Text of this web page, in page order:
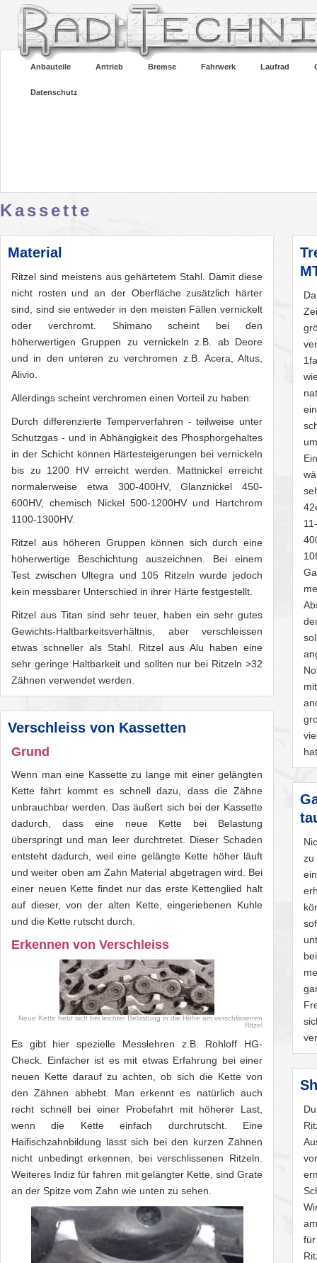
Anbauteile Antrieb Bremse Fahrwerk Laufrad
Datenschutz
Kassette
Material
Ritzel sind meistens aus gehärtetem Stahl. Damit diese
nicht rosten und an der Oberfläche zusätzlich härter
sind, sind sie entweder in den meisten Fällen vernickelt
oder verchromt. Shimano scheint bei den
höherwertigen Gruppen zu vernickeln z.B. ab Deore
und in den unteren zu verchromen z.B. Acera, Altus,
Alivio.
Allerdings scheint verchromen einen Vorteil zu haben:
Durch differenzierte Temperverfahren - teilweise unter
Schutzgas - und in Abhängigkeit des Phosphorgehaltes
in der Schicht können Härtesteigerungen bei vernickeln
bis zu 1200 HV erreicht werden. Mattnickel erreicht
normalerweise etwa 300-400HV, Glanznickel 450-
600HV, chemisch Nickel 500-1200HV und Hartchrom
1100-1300HV.
Ritzel aus höheren Gruppen können sich durch eine
höherwertige Beschichtung auszeichnen. Bei einem
Test zwischen Ultegra und 105 Ritzeln wurde jedoch
kein messbarer Unterschied in ihrer Härte festgestellt.
Ritzel aus Titan sind sehr teuer, haben ein sehr gutes
Gewichts-Haltbarkeitsverhältnis, aber verschleissen
etwas schneller als Stahl. Ritzel aus Alu haben eine
sehr geringe Haltbarkeit und sollten nur bei Ritzeln >32
Zähnen verwendet werden.
Verschleiss von Kassetten
Grund
Wenn man eine Kassette zu lange mit einer gelängten
Kette fährt kommt es schnell dazu, dass die Zähne
unbrauchbar werden. Das äußert sich bei der Kassette
dadurch, dass eine neue Kette bei Belastung
überspringt und man leer durchtretet. Dieser Schaden
entsteht dadurch, weil eine gelängte Kette höher läuft
und weiter oben am Zahn Material abgetragen wird. Bei
einer neuen Kette findet nur das erste Kettenglied halt
auf dieser, von der alten Kette, eingeriebenen Kuhle
und die Kette rutscht durch.
Erkennen von Verschleiss
Neue Kette hebt sich bei leichter Belastung in die Höhe am verschlissenen
Ritzel
Es gibt hier spezielle Messlehren z.B. Rohloff HG-
Check. Einfacher ist es mit etwas Erfahrung bei einer
neuen Kette darauf zu achten, ob sich die Kette von
den Zähnen abhebt. Man erkennt es natürlich auch
recht schnell bei einer Probefahrt mit höherer Last,
wenn die Kette einfach durchrutscht. Eine
Haifischzahnbildung lässt sich bei den kurzen Zähnen
nicht unbedingt erkennen, bei verschlissenen Ritzeln.
Weiteres Indiz für fahren mit gelängter Kette, sind Grate
an der Spitze vom Zahn wie unten zu sehen.
zu